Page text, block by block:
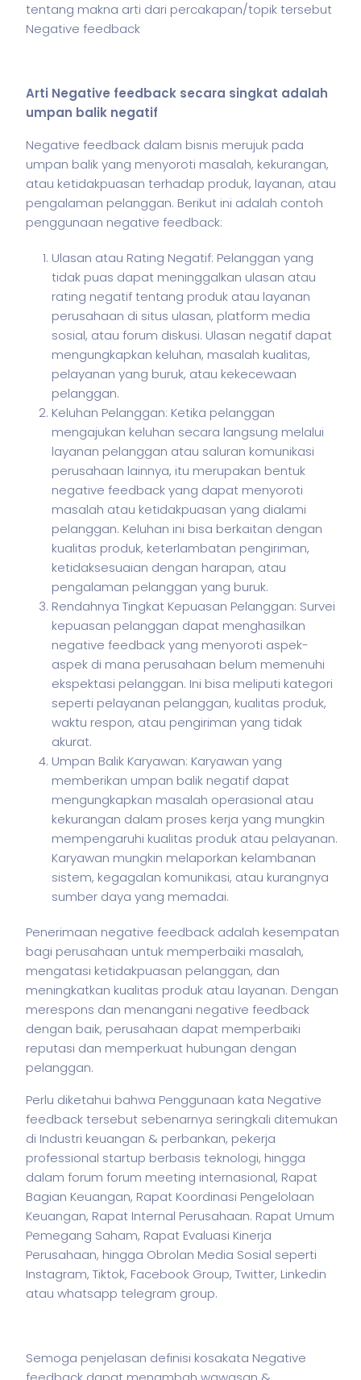
tentang makna arti dari percakapan/topik tersebut
Negative feedback
Arti Negative feedback secara singkat adalah
umpan balik negatif
Negative feedback dalam bisnis merujuk pada
umpan balik yang menyoroti masalah, kekurangan,
atau ketidakpuasan terhadap produk, layanan, atau
pengalaman pelanggan. Berikut ini adalah contoh
penggunaan negative feedback:
Ulasan atau Rating Negatif: Pelanggan yang
tidak puas dapat meninggalkan ulasan atau
rating negatif tentang produk atau layanan
perusahaan di situs ulasan, platform media
sosial, atau forum diskusi. Ulasan negatif dapat
mengungkapkan keluhan, masalah kualitas,
pelayanan yang buruk, atau kekecewaan
pelanggan.
Keluhan Pelanggan: Ketika pelanggan
mengajukan keluhan secara langsung melalui
layanan pelanggan atau saluran komunikasi
perusahaan lainnya, itu merupakan bentuk
negative feedback yang dapat menyoroti
masalah atau ketidakpuasan yang dialami
pelanggan. Keluhan ini bisa berkaitan dengan
kualitas produk, keterlambatan pengiriman,
ketidaksesuaian dengan harapan, atau
pengalaman pelanggan yang buruk.
Rendahnya Tingkat Kepuasan Pelanggan: Survei
kepuasan pelanggan dapat menghasilkan
negative feedback yang menyoroti aspek-
aspek di mana perusahaan belum memenuhi
ekspektasi pelanggan. Ini bisa meliputi kategori
seperti pelayanan pelanggan, kualitas produk,
waktu respon, atau pengiriman yang tidak
akurat.
Umpan Balik Karyawan: Karyawan yang
memberikan umpan balik negatif dapat
mengungkapkan masalah operasional atau
kekurangan dalam proses kerja yang mungkin
mempengaruhi kualitas produk atau pelayanan.
Karyawan mungkin melaporkan kelambanan
sistem, kegagalan komunikasi, atau kurangnya
sumber daya yang memadai.
Penerimaan negative feedback adalah kesempatan
bagi perusahaan untuk memperbaiki masalah,
mengatasi ketidakpuasan pelanggan, dan
meningkatkan kualitas produk atau layanan. Dengan
merespons dan menangani negative feedback
dengan baik, perusahaan dapat memperbaiki
reputasi dan memperkuat hubungan dengan
pelanggan.
Perlu diketahui bahwa Penggunaan kata Negative
feedback tersebut sebenarnya seringkali ditemukan
di Industri keuangan & perbankan, pekerja
professional startup berbasis teknologi, hingga
dalam forum forum meeting internasional, Rapat
Bagian Keuangan, Rapat Koordinasi Pengelolaan
Keuangan, Rapat Internal Perusahaan. Rapat Umum
Pemegang Saham, Rapat Evaluasi Kinerja
Perusahaan, hingga Obrolan Media Sosial seperti
Instagram, Tiktok, Facebook Group, Twitter, Linkedin
atau whatsapp telegram group.
Semoga penjelasan definisi kosakata Negative